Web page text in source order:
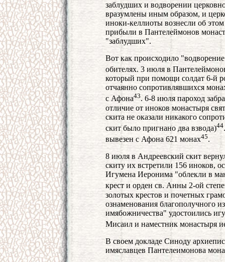
заблудших и водворении
вразумлены иным образом, и
иноки-келлиоты вознесли об
прибыли в Пантелеймонов
"заблудших".
Вот как происходило
обителях. 3 июля в
который при помощи солдат 6-й
отчаянно сопротивлявшихся
с Афона43. 6-8 июля пароход
отличие от иноков монастыря
скита не оказали никакого
скит было пригнано два взвода)44
вывезен с Афона 621 монах45.
8 июля в Андреевский скит
скиту их встретили 156 иноков,
Игумена Иеронима "облекли в
крест и орден св. Анны 2-ой
золотых крестов и почетных
ознаменования благополучного
имябожничества" удостоились
Мисаил и наместник монастыря
В своем докладе Синоду
имяславцев Пантелеимонова